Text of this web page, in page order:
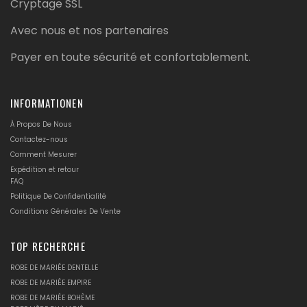
Cryptage SSL
Avec nous et nos partenaires
Payer en toute sécurité et confortablement.
INFORMATIONEN
À Propos De Nous
Contactez-nous
Comment Mesurer
Expédition et retour
FAQ
Politique De Confidentialité
Conditions Générales De Vente
TOP RECHERCHE
ROBE DE MARIÉE DENTELLE
ROBE DE MARIÉE EMPIRE
ROBE DE MARIÉE BOHÈME